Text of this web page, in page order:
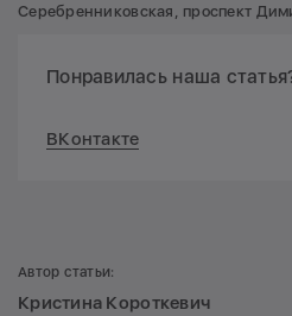
Серебренниковская, проспект
Понравилась наша
ВКонтакте
Автор статьи:
Кристина Короткевич